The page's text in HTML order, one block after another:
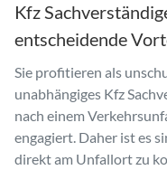
Kfz
entscheidende
Sie profitieren als
unabhängiges Kfz
nach einem
engagiert. Daher ist es
direkt am Unfallort zu